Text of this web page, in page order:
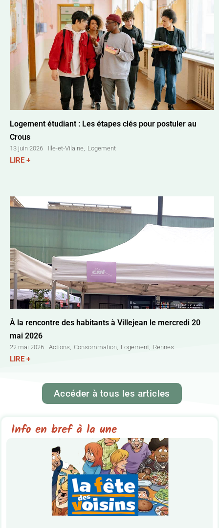
Logement étudiant : Les étapes clés pour postuler au
Crous
13 juin 2026 Ille-et-Vilaine Logement
LIRE +
À la rencontre des habitants à Villejean le mercredi 20
mai 2026
22 mai 2026 Actions Consommation Logement Rennes
LIRE +
Accéder à tous les articles
Info en bref à la une